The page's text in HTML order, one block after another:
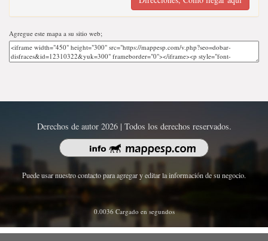
Agregue este mapa a su sitio web;
Derechos de autor 2026 | Todos los derechos reservados.
Puede usar nuestro contacto para agregar y editar la información de su negocio.
0.0036 Cargado en segundos